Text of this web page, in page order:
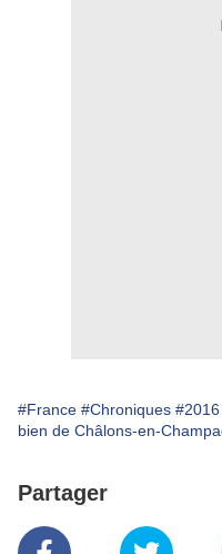
#France #Chroniques #2016
bien de Châlons-en-
Partager